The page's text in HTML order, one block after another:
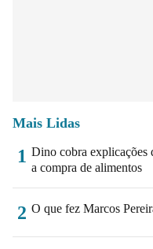
Mais Lidas
1 Dino cobra explicações
a compra de alimentos
2 O que fez Marcos